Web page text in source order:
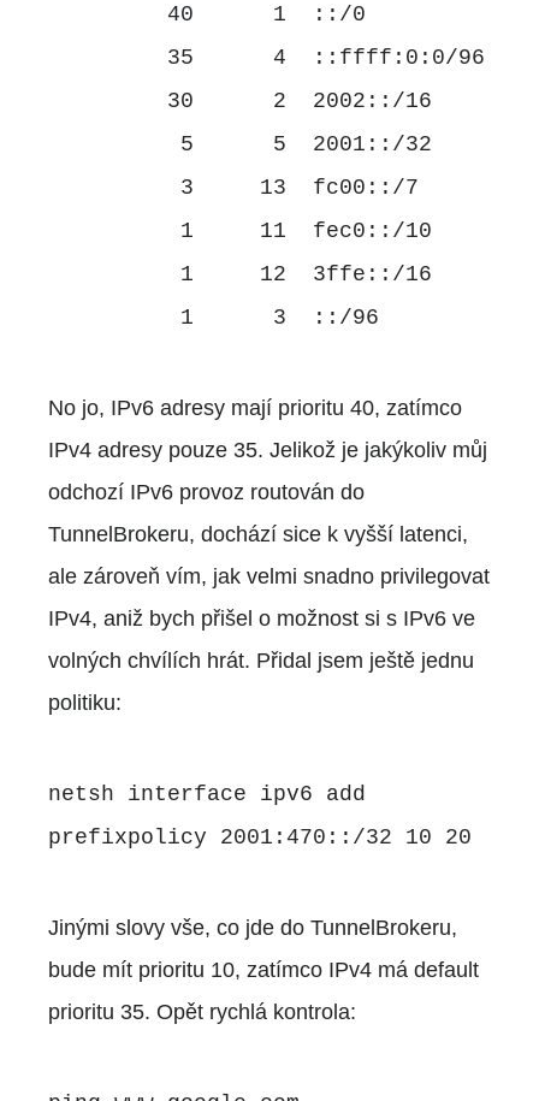
40 1 ::/0
35 4 ::ffff:0:0/96
30 2 2002::/16
5 5 2001::/32
3 13 fc00::/7
1 11 fec0::/10
1 12 3ffe::/16
1 3 ::/96
No jo, IPv6 adresy mají prioritu 40, zatímco
IPv4 adresy pouze 35. Jelikož je jakýkoliv můj
odchozí IPv6 provoz routován do
TunnelBrokeru, dochází sice k vyšší latenci,
ale zároveň vím, jak velmi snadno privilegovat
IPv4, aniž bych přišel o možnost si s IPv6 ve
volných chvílích hrát. Přidal jsem ještě jednu
politiku:
netsh interface ipv6 add
prefixpolicy 2001:470::/32 10 20
Jinými slovy vše, co jde do TunnelBrokeru,
bude mít prioritu 10, zatímco IPv4 má default
prioritu 35. Opět rychlá kontrola: